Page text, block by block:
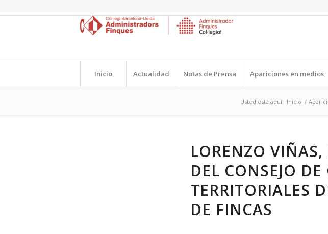
Inicio Actualidad Notas de Prensa Apariciones en medios
Usted está aquí: Inicio /
LORENZO
DEL CONSEJO
TERRITORIALES
DE FINCAS